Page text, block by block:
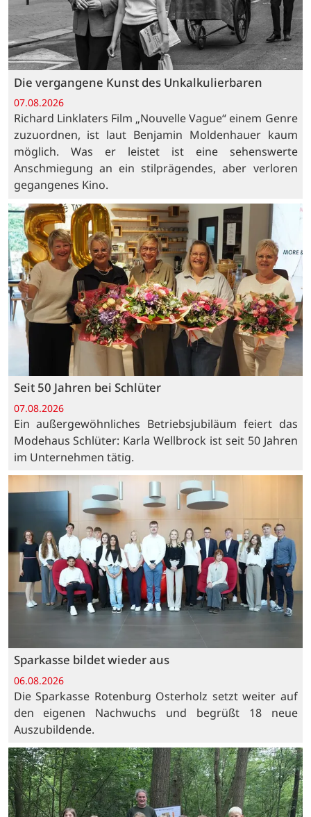
Die vergangene Kunst des Unkalkulierbaren
07.08.2026
Richard Linklaters Film „Nouvelle Vague“ einem Genre
zuzuordnen, ist laut Benjamin Moldenhauer kaum
möglich. Was er leistet ist eine sehenswerte
Anschmiegung an ein stilprägendes, aber verloren
gegangenes Kino.
Seit 50 Jahren bei Schlüter
07.08.2026
Ein außergewöhnliches Betriebsjubiläum feiert das
Modehaus Schlüter: Karla Wellbrock ist seit 50 Jahren
im Unternehmen tätig.
Sparkasse bildet wieder aus
06.08.2026
Die Sparkasse Rotenburg Osterholz setzt weiter auf
den eigenen Nachwuchs und begrüßt 18 neue
Auszubildende.